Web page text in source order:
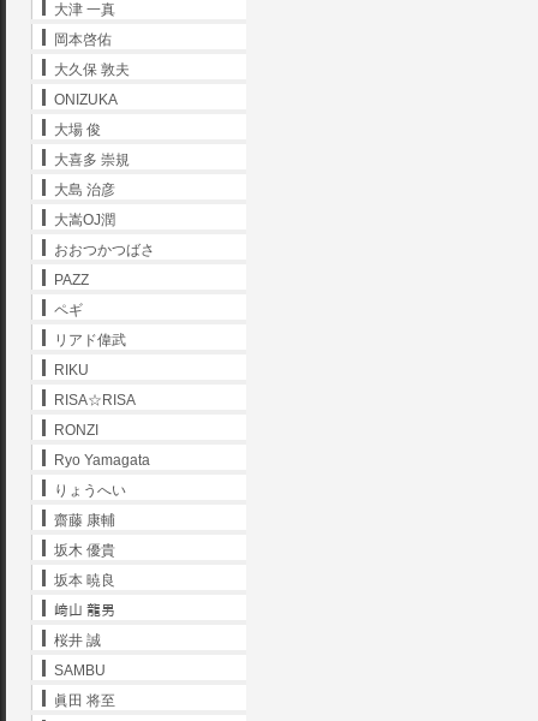
大津 一真
岡本啓佑
大久保 敦夫
ONIZUKA
大場 俊
大喜多 崇規
大島 治彦
大嵩OJ潤
おおつかつばさ
PAZZ
ペギ
リアド偉武
RIKU
RISA☆RISA
RONZI
Ryo Yamagata
りょうへい
齋藤 康輔
坂木 優貴
坂本 暁良
﨑山 龍男
桜井 誠
SAMBU
眞田 将至